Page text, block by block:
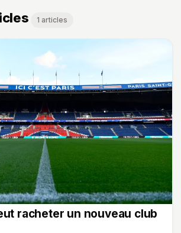
1 articles
racheter un nouveau club